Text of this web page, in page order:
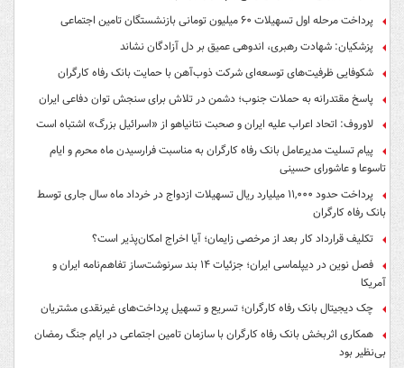
پرداخت مرحله اول تسهیلات ۶۰ میلیون تومانی بازنشستگان تامین اجتماعی
پزشکیان: شهادت رهبری، اندوهی عمیق بر دل آزادگان نشاند
شکوفایی ظرفیت‌های توسعه‌ای شرکت ذوب‌آهن با حمایت‌ بانک رفاه کارگران
پاسخ مقتدرانه به حملات جنوب؛ دشمن در تلاش برای سنجش توان دفاعی ایران
لاوروف: اتحاد اعراب علیه ایران و صحبت نتانیاهو از «اسرائیل بزرگ» اشتباه است
پیام تسلیت مدیرعامل بانک رفاه کارگران به مناسبت فرارسیدن ماه محرم و ایام
تاسوعا و عاشورای حسینی
پرداخت حدود ۱۱,۰۰۰ میلیارد ریال تسهیلات ازدواج در خرداد ماه سال جاری توسط
بانک رفاه کارگران
تکلیف قرارداد کار بعد از مرخصی زایمان؛ آیا اخراج امکان‌پذیر است؟
فصل نوین در دیپلماسی ایران؛ جزئیات ۱۴ بند سرنوشت‌ساز تفاهم‌نامه ایران و
آمریکا
چک دیجیتال بانک رفاه کارگران؛ تسریع و تسهیل پرداخت‌های غیرنقدی مشتریان
همکاری اثربخش بانک رفاه کارگران با سازمان تامین اجتماعی در ایام جنگ رمضان
بی‌نظیر بود